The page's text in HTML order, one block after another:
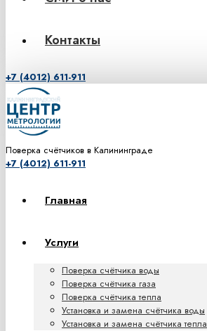
Контакты
+7 (4012) 611-911
Поверка счётчиков в Калининграде
+7 (4012) 611-911
Главная
Услуги
Поверка счётчика воды
Поверка счётчика газа
Поверка счётчика тепла
Установка и замена счётчика воды
Установка и замена счётчика тепла